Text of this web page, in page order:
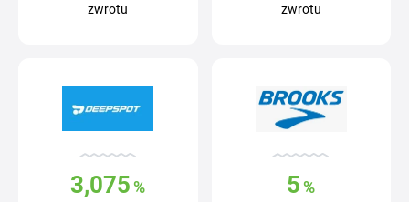
zwrotu zwrotu
3,075 % 5 %